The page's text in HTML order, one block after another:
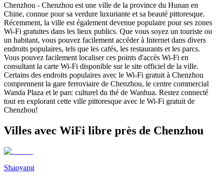
Chenzhou - Chenzhou est une ville de la province du Hunan en
Chine, connue pour sa verdure luxuriante et sa beauté pittoresque.
Récemment, la ville est également devenue populaire pour ses zones
Wi-Fi gratuites dans les lieux publics. Que vous soyez un touriste ou
un habitant, vous pouvez facilement accéder à Internet dans divers
endroits populaires, tels que les cafés, les restaurants et les parcs.
Vous pouvez facilement localiser ces points d'accès Wi-Fi en
consultant la carte Wi-Fi disponible sur le site officiel de la ville.
Certains des endroits populaires avec le Wi-Fi gratuit à Chenzhou
comprennent la gare ferroviaire de Chenzhou, le centre commercial
Wanda Plaza et le parc culturel du thé de Wanhua. Restez connecté
tout en explorant cette ville pittoresque avec le Wi-Fi gratuit de
Chenzhou!
Villes avec WiFi libre près de Chenzhou
Shaoyang